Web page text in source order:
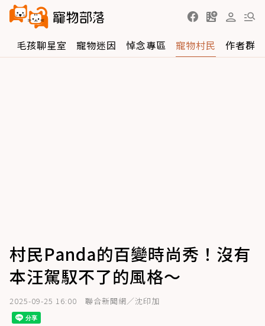
毛孩聊星室 寵物迷因 悼念專區 寵物村民 作者群
村民Panda的百變時尚秀！沒有
本汪駕馭不了的風格～
2025-09-25 16:00 聯合新聞網／沈印加